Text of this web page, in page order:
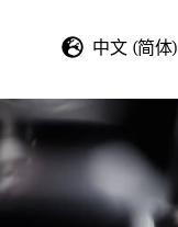
中文 (简体)
Français
Italiano
Español